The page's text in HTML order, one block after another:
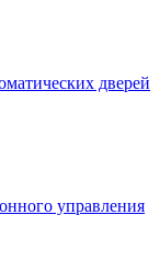
дверей
управления